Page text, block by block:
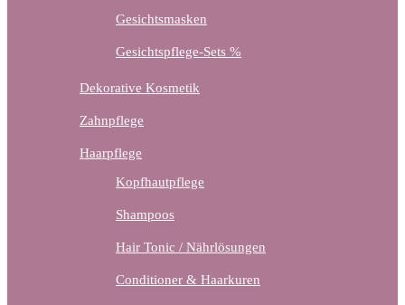
Gesichtsmasken
Gesichtspflege-Sets %
Dekorative Kosmetik
Zahnpflege
Haarpflege
Kopfhautpflege
Shampoos
Hair Tonic / Nährlösungen
Conditioner & Haarkuren